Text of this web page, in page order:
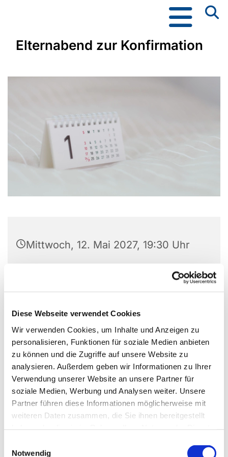
Diese Webseite verwendet Cookies
Wir verwenden Cookies, um Inhalte und Anzeigen zu
personalisieren, Funktionen für soziale Medien anbieten
zu können und die Zugriffe auf unsere Website zu
analysieren. Außerdem geben wir Informationen zu Ihrer
Verwendung unserer Website an unsere Partner für
soziale Medien, Werbung und Analysen weiter. Unsere
Partner führen diese Informationen möglicherweise mit
weiteren Daten zusammen, die Sie ihnen bereitgestellt
Notwendig
Elternabend zur Konfirmation
Mittwoch, 12. Mai 2027, 19:30 Uhr
Marienkirche Jöllenbeck, Eickumer